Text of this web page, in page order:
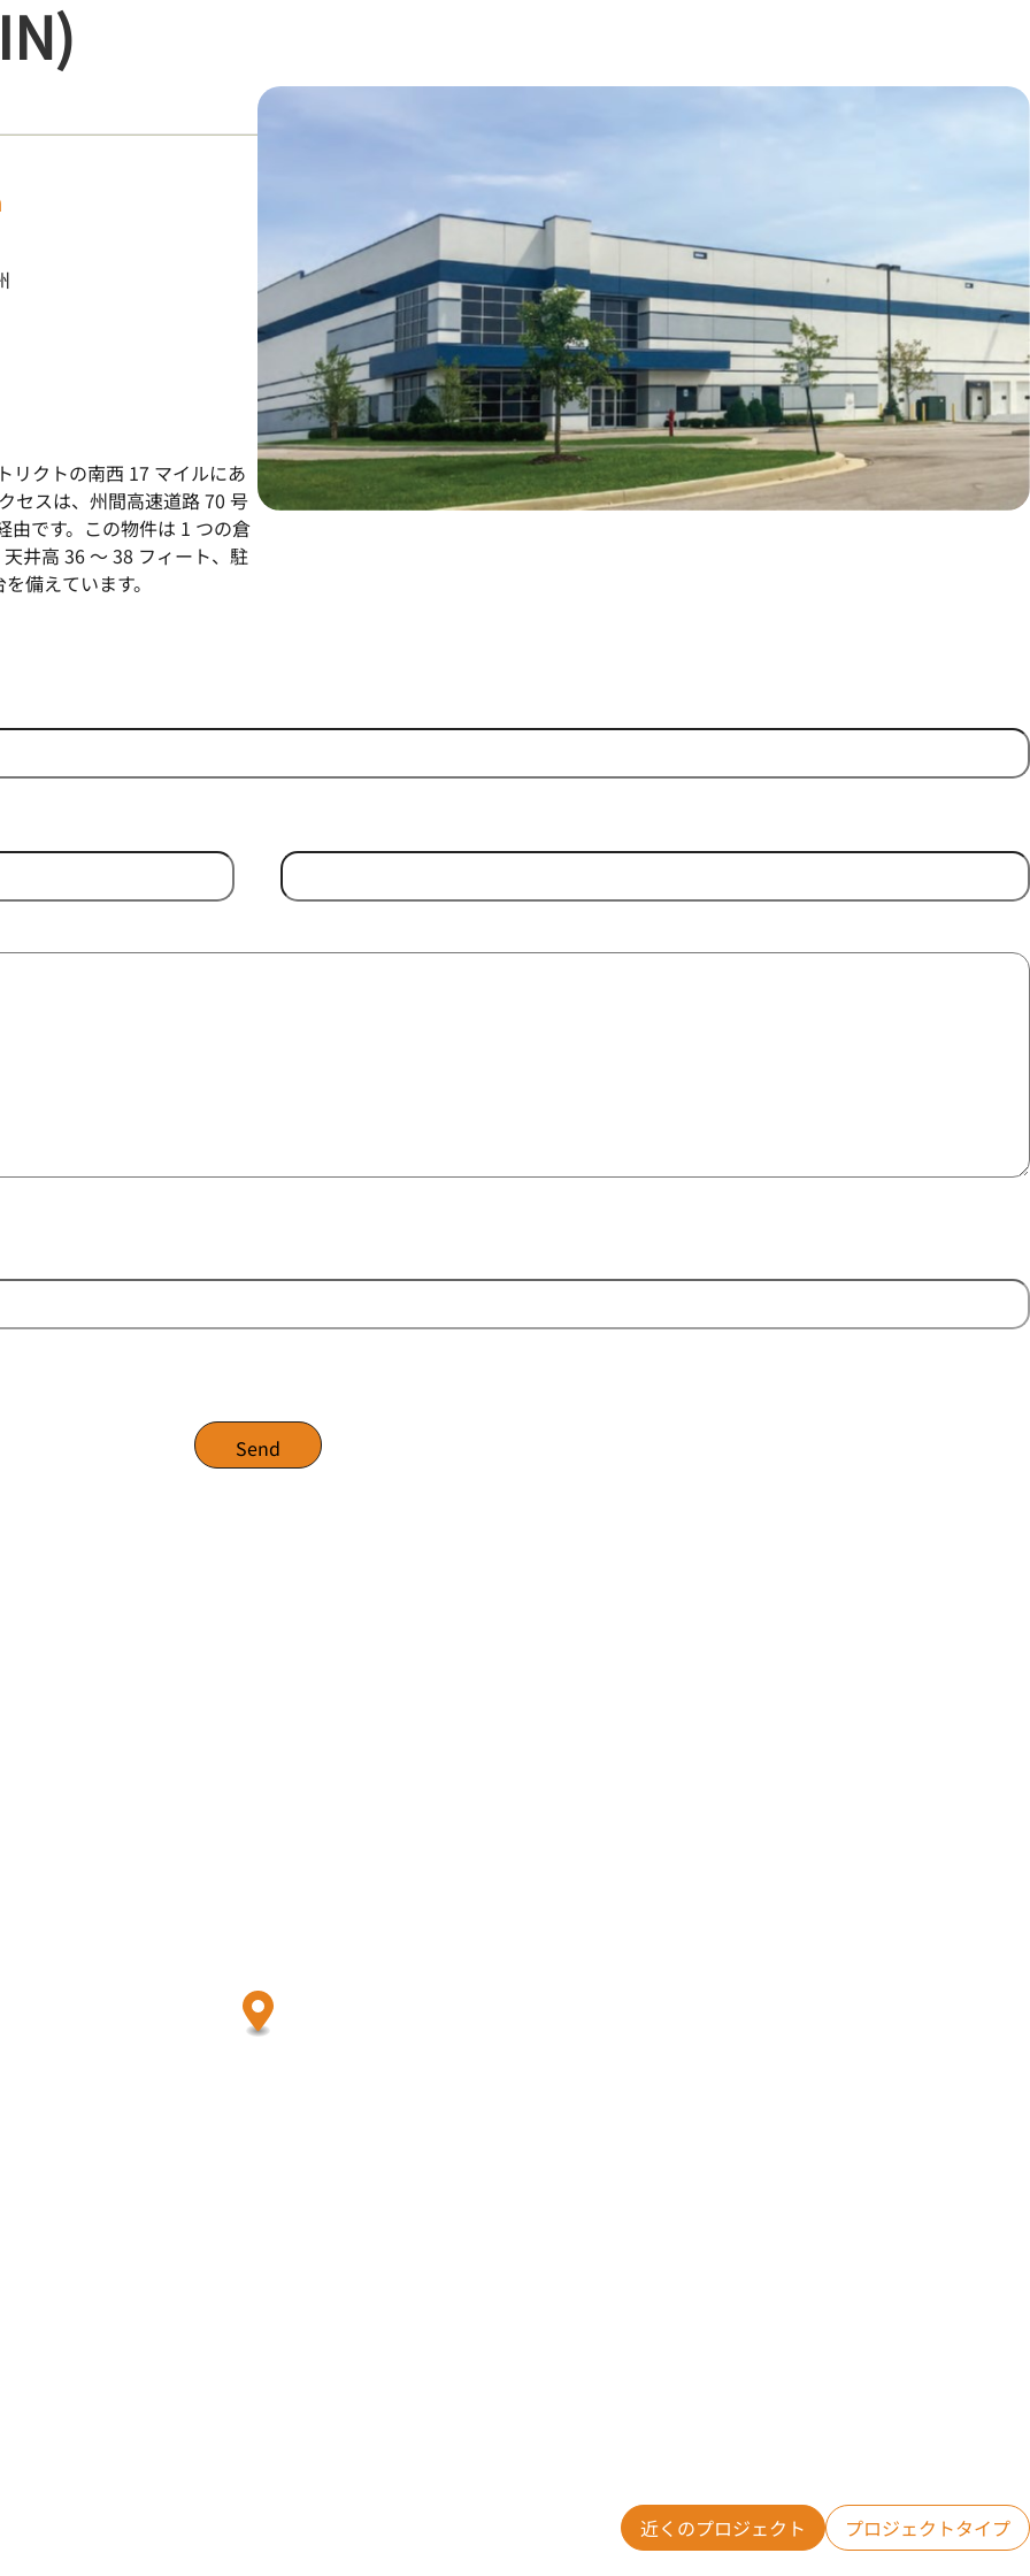
リクトの南西 17 マイルにあ
セスは、州間高速道路 70 号
由です。この物件は 1 つの倉
井高 36 ～ 38 フィート、駐
備えています。
近くのプロジェクト プロジェクトタイプ